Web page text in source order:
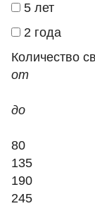
5 лет
2 года
Количество
от
до
80
135
190
245